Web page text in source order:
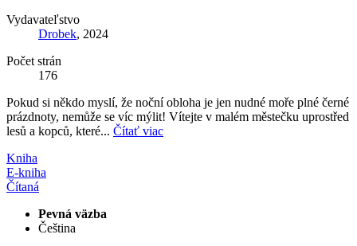
Vydavateľstvo
Drobek, 2024
Počet strán
176
Pokud si někdo myslí, že noční obloha je jen nudné moře plné černé
prázdnoty, nemůže se víc mýlit! Vítejte v malém městečku uprostřed
lesů a kopců, které... Čítať viac
Kniha
E-kniha
Čítaná
Pevná väzba
Čeština